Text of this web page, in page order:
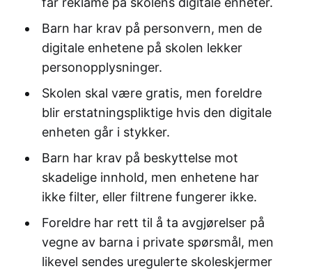
Barn har krav på personvern, men de
digitale enhetene på skolen lekker
personopplysninger.
Skolen skal være gratis, men foreldre
blir erstatningspliktige hvis den digitale
enheten går i stykker.
Barn har krav på beskyttelse mot
skadelige innhold, men enhetene har
ikke filter, eller filtrene fungerer ikke.
Foreldre har rett til å ta avgjørelser på
vegne av barna i private spørsmål, men
likevel sendes uregulerte skoleskjermer